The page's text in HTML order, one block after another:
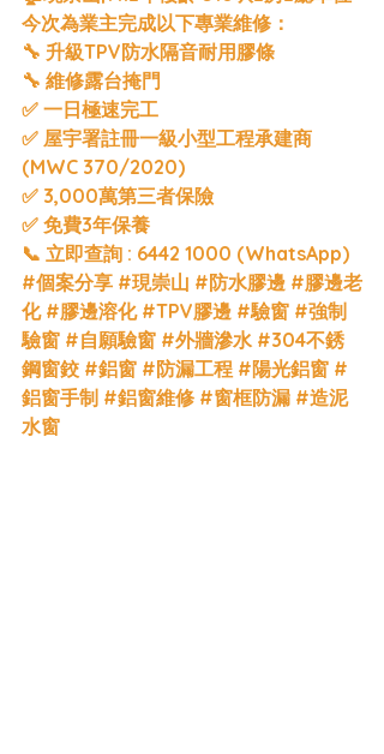
今次為業主完成以下專業維修：
🔧 升級TPV防水隔音耐用膠條
🔧 維修露台掩門
✅ 一日極速完工
✅ 屋宇署註冊一級小型工程承建商
(MWC 370/2020)
✅ 3,000萬第三者保險
✅ 免費3年保養
📞 立即查詢 : 6442 1000 (WhatsApp)
#個案分享 #現崇山 #防水膠邊 #膠邊老
化 #膠邊溶化 #TPV膠邊 #驗窗 #強制
驗窗 #自願驗窗 #外牆滲水 #304不銹
鋼窗鉸 #鋁窗 #防漏工程 #陽光鋁窗 #
鋁窗手制 #鋁窗維修 #窗框防漏 #造泥
水窗